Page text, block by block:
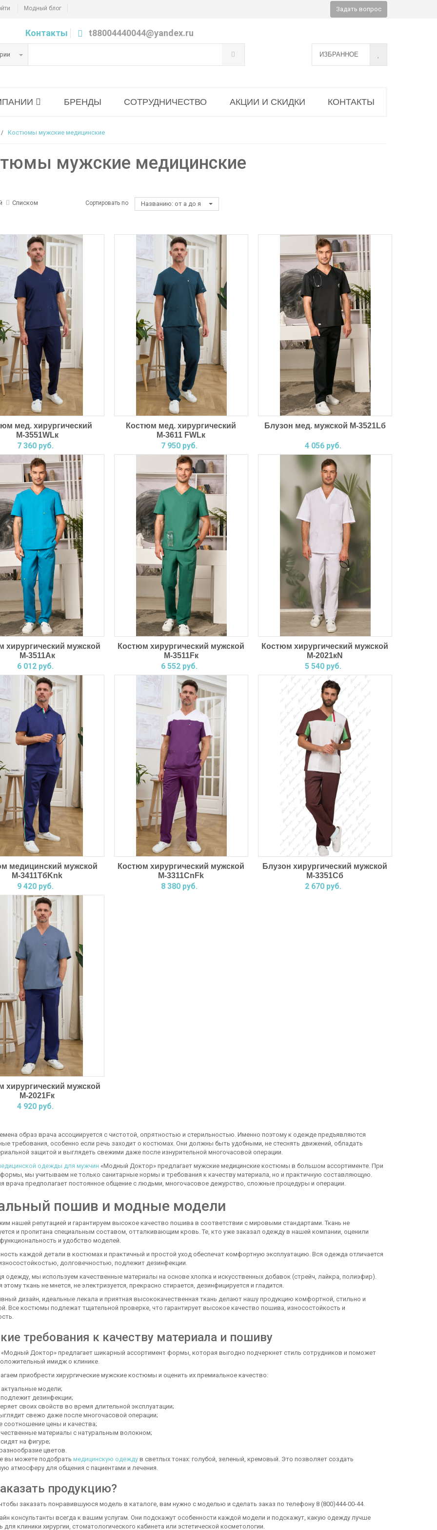
Модный блог Задать вопрос
Контакты t88004440044@yandex.ru
ИЗБРАННОЕ
БРЕНДЫ СОТРУДНИЧЕСТВО АКЦИИ И СКИДКИ КОНТАКТЫ
Костюмы мужские медицинские
Блузон
женский
М-5102/1б
ПОДРОБНЕЕ
Халат мужской
М-2970у
ПОДРОБНЕЕ
мужские медицинские
Списком Сортировать по Названию: от а до я
мед. хирургический
М-3551WLк
7 360 руб.
Костюм мед. хирургический
М-3611 FWLк
7 950 руб.
Блузон мед. мужской М-3521Lб
4 056 руб.
хирургический мужской
М-3511Ак
6 012 руб.
Костюм хирургический мужской
М-3511Fк
6 552 руб.
Костюм хирургический мужской
М-2021кN
5 540 руб.
медицинский мужской
М-3411ТбKnk
9 420 руб.
Костюм хирургический мужской
М-3311СnFk
8 380 руб.
Блузон хирургический мужской
М-3351Сб
2 670 руб.
хирургический мужской
М-2021Fк
4 920 руб.
образ врача ассоциируется с чистотой, опрятностью и стерильностью. Именно поэтому к одежде предъявляются
требования, особенно если речь заходит о костюмах. Они должны быть удобными, не стеснять движений, обладать
защитой и выглядеть свежими даже после изнурительной многочасовой операции.
одежды для мужчин «Модный Доктор» предлагает мужские медицинские костюмы в большом ассортименте. При
мы учитываем не только санитарные нормы и требования к качеству материала, но и практичную составляющую.
врача предполагает постоянное общение с людьми, многочасовое дежурство, сложные процедуры и операции.
пошив и модные модели
нашей репутацией и гарантируем высокое качество пошива в соответствии с мировыми стандартами. Ткань не
и пропитана специальным составом, отталкивающим кровь. Те, кто уже заказал одежду в нашей компании, оценили
и удобство моделей.
каждой детали в костюмах и практичный и простой уход обеспечат комфортную эксплуатацию. Вся одежда отличается
долговечностью, подлежит дезинфекции.
одежду, мы используем качественные материалы на основе хлопка и искусственных добавок (стрейч, лайкра, полиэфир).
этому ткань не мнется, не электризуется, прекрасно стирается, дезинфицируется и гладится.
дизайн, идеальные лекала и приятная высококачественная ткань делают нашу продукцию комфортной, стильно и
Все костюмы подлежат тщательной проверке, что гарантирует высокое качество пошива, износостойкость и
требования к качеству материала и пошиву
Доктор» предлагает шикарный ассортимент формы, которая выгодно подчеркнет стиль сотрудников и поможет
имидж о клинике.
приобрести хирургические мужские костюмы и оценить их премиальное качество:
модели;
дезинфекции;
своих свойств во время длительной эксплуатации;
свежо даже после многочасовой операции;
соотношение цены и качества;
материалы с натуральным волокном;
на фигуре;
цветов.
вы можете подобрать медицинскую одежду в светлых тонах: голубой, зеленый, кремовый. Это позволяет создать
атмосферу для общения с пациентами и лечения.
продукцию?
заказать понравившуюся модель в каталоге, вам нужно с моделью и сделать заказ по телефону 8 (800)444-00-44.
консультанты всегда к вашим услугам. Они подскажут особенности каждой модели и подскажут, какую одежду лучше
для клиники хирургии, стоматологического кабинета или эстетической косметологии.